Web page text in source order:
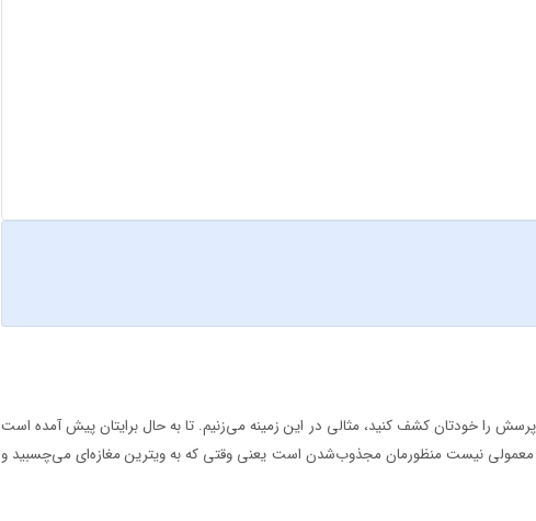
را خودتان کشف کنید، مثالی در این زمینه می‌زنیم. تا به حال برایتان پیش آمده است
معمولی نیست منظورمان مجذوب‌شدن است یعنی وقتی که به ویترین مغازه‌ای می‌چسبید و